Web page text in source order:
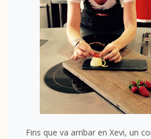
Fins que va arribar en Xevi, un